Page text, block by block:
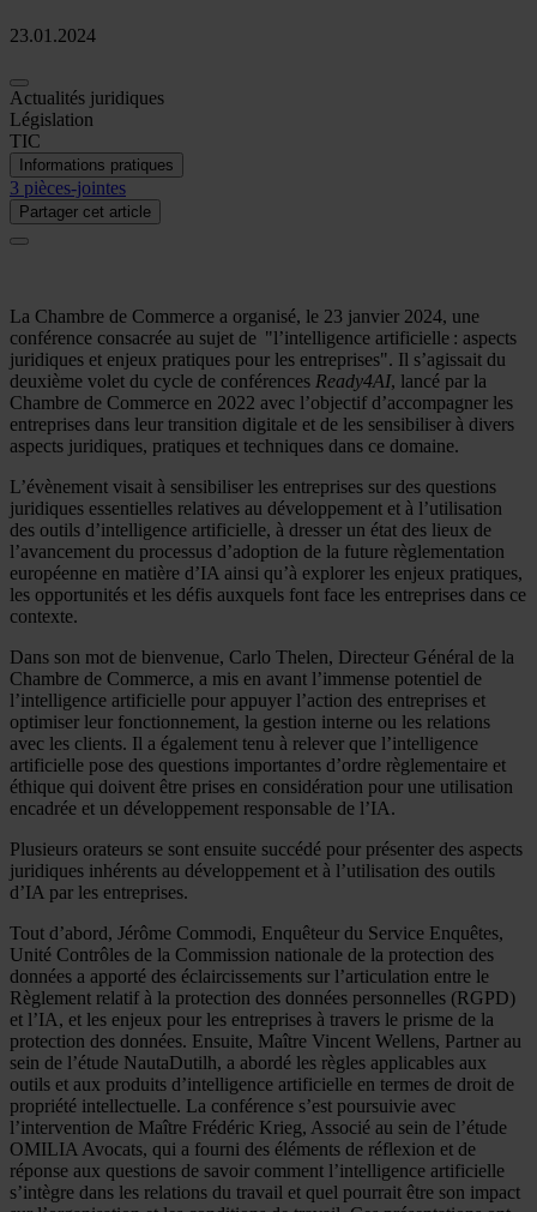
23.01.2024
Actualités juridiques
Législation
TIC
Informations pratiques
3 pièces-jointes
Partager cet article
La Chambre de Commerce a organisé, le 23 janvier 2024, une
conférence consacrée au sujet de "l’intelligence artificielle : aspects
juridiques et enjeux pratiques pour les entreprises". Il s’agissait du
deuxième volet du cycle de conférences Ready4AI, lancé par la
Chambre de Commerce en 2022 avec l’objectif d’accompagner les
entreprises dans leur transition digitale et de les sensibiliser à divers
aspects juridiques, pratiques et techniques dans ce domaine.
L’évènement visait à sensibiliser les entreprises sur des questions
juridiques essentielles relatives au développement et à l’utilisation
des outils d’intelligence artificielle, à dresser un état des lieux de
l’avancement du processus d’adoption de la future règlementation
européenne en matière d’IA ainsi qu’à explorer les enjeux pratiques,
les opportunités et les défis auxquels font face les entreprises dans ce
contexte.
Dans son mot de bienvenue, Carlo Thelen, Directeur Général de la
Chambre de Commerce, a mis en avant l’immense potentiel de
l’intelligence artificielle pour appuyer l’action des entreprises et
optimiser leur fonctionnement, la gestion interne ou les relations
avec les clients. Il a également tenu à relever que l’intelligence
artificielle pose des questions importantes d’ordre règlementaire et
éthique qui doivent être prises en considération pour une utilisation
encadrée et un développement responsable de l’IA.
Plusieurs orateurs se sont ensuite succédé pour présenter des aspects
juridiques inhérents au développement et à l’utilisation des outils
d’IA par les entreprises.
Tout d’abord, Jérôme Commodi, Enquêteur du Service Enquêtes,
Unité Contrôles de la Commission nationale de la protection des
données a apporté des éclaircissements sur l’articulation entre le
Règlement relatif à la protection des données personnelles (RGPD)
et l’IA, et les enjeux pour les entreprises à travers le prisme de la
protection des données. Ensuite, Maître Vincent Wellens, Partner au
sein de l’étude NautaDutilh, a abordé les règles applicables aux
outils et aux produits d’intelligence artificielle en termes de droit de
propriété intellectuelle. La conférence s’est poursuivie avec
l’intervention de Maître Frédéric Krieg, Associé au sein de l’étude
OMILIA Avocats, qui a fourni des éléments de réflexion et de
réponse aux questions de savoir comment l’intelligence artificielle
s’intègre dans les relations du travail et quel pourrait être son impact